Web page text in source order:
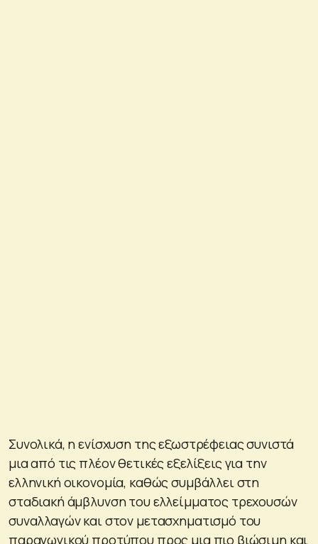
Συνολικά, η ενίσχυση της εξωστρέφειας συνιστά
μια από τις πλέον θετικές εξελίξεις για την
ελληνική οικονομία, καθώς συμβάλλει στη
σταδιακή άμβλυνση του ελλείμματος τρεχουσών
συναλλαγών και στον μετασχηματισμό του
παραγωγικού προτύπου προς μια πιο βιώσιμη και